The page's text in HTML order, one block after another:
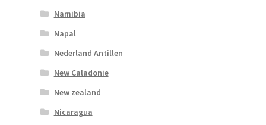
Namibia
Napal
Nederland Antillen
New Caladonie
New zealand
Nicaragua